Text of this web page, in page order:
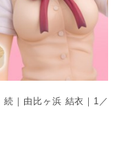
｜由比ヶ浜 結衣｜1／